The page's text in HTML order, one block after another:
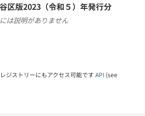
区版2023（令和５）年発行分
は説明がありません
ジストリーにもアクセス可能です API (see